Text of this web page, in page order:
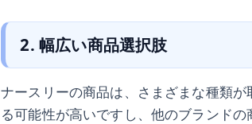
2. 幅広い商品選択肢
ナースリーの商品は、さまざまな種類
る可能性が高いですし、他のブランドの